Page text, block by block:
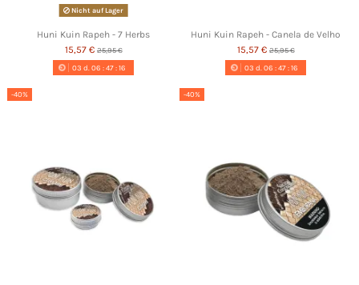
Nicht auf Lager
Huni Kuin Rapeh - 7 Herbs
15,57 € 25,95 €
03 d. 06 :47:16
Huni Kuin Rapeh - Canela de Velho
15,57 € 25,95 €
03 d. 06 :47:16
-40% -40%